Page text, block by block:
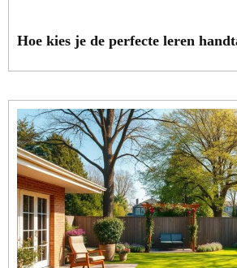
Hoe kies je de perfecte leren